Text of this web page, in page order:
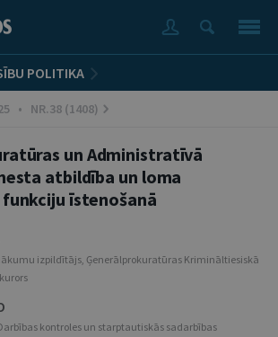
POLITIKA
• NR.38 (1408)
un Administratīvā
atbildība un loma
īstenošanā
izpildītājs, Ģenerālprokuratūras Krimināltiesiskā
kontroles un starptautiskās sadarbības